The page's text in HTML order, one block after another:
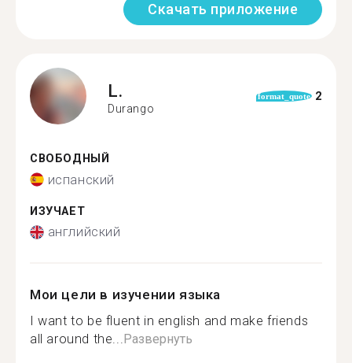
Скачать приложение
L.
Durango
format_quote 2
СВОБОДНЫЙ
испанский
ИЗУЧАЕТ
английский
Мои цели в изучении языка
I want to be fluent in english and make friends
all around the...Развернуть